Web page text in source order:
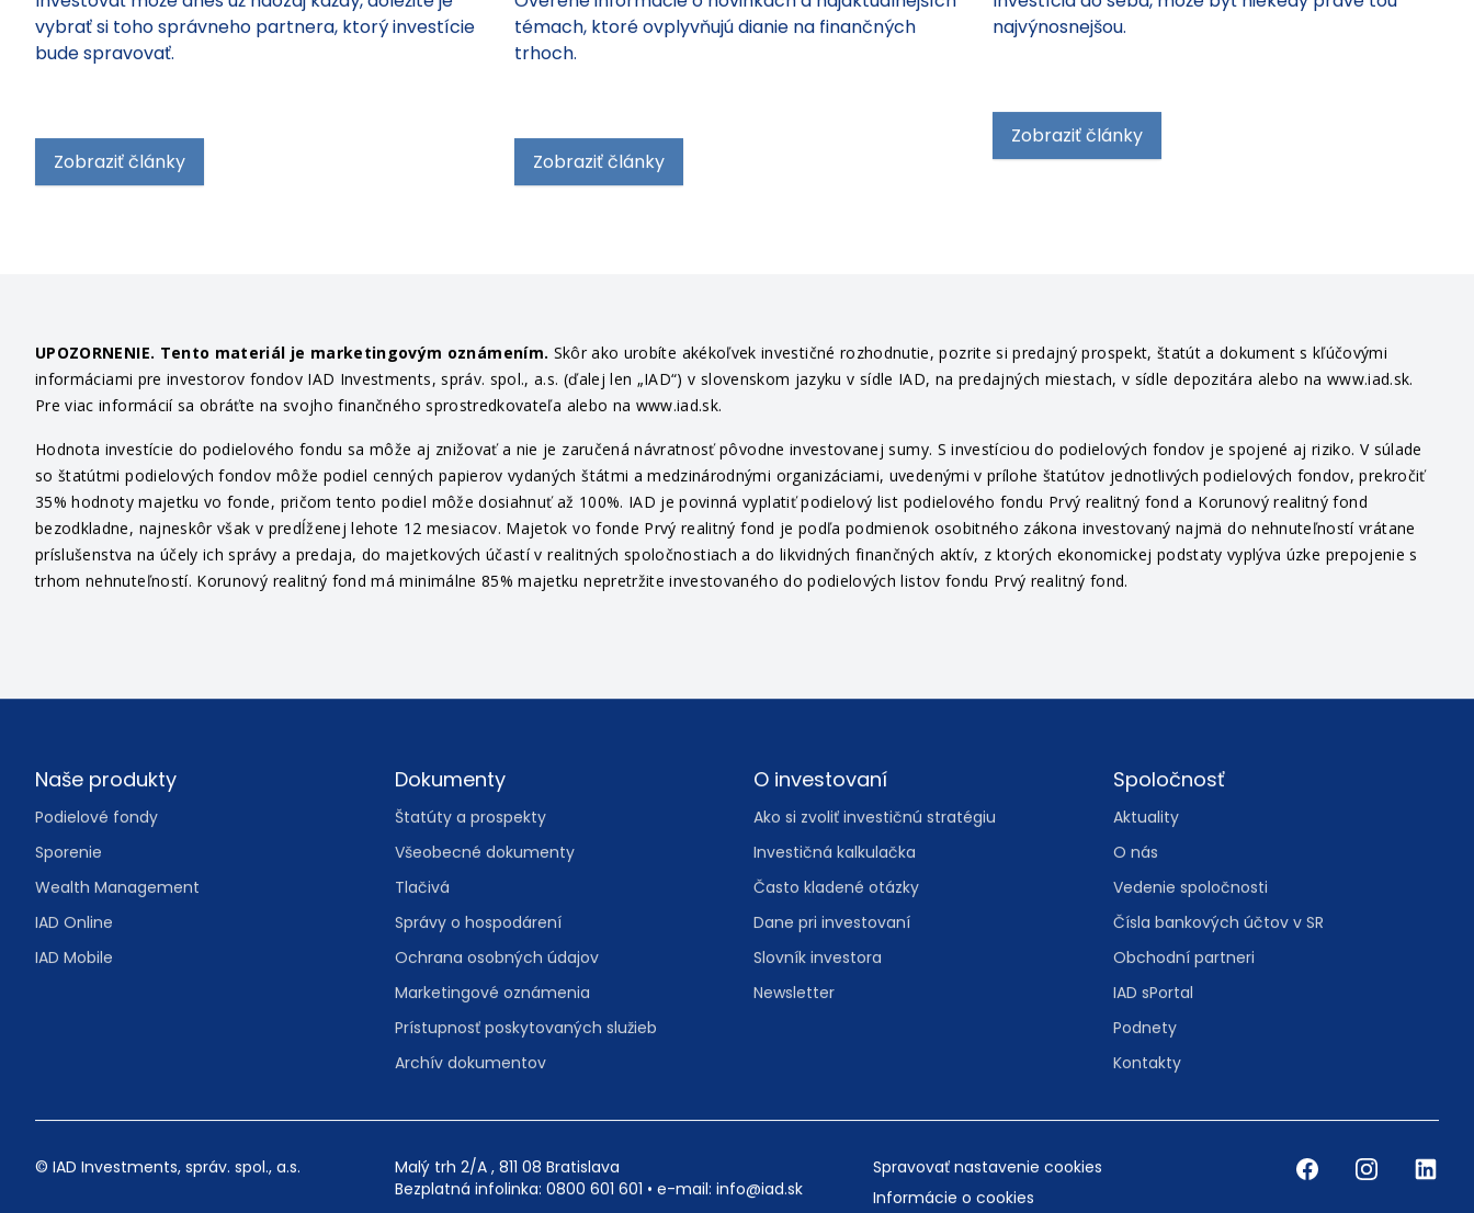
Investovať môže dnes už naozaj každý, dôležité je
vybrať si toho správneho partnera, ktorý investície
bude spravovať.
Zobraziť články
Overené informácie o novinkách a najaktuálnejších
témach, ktoré ovplyvňujú dianie na finančných
trhoch.
Zobraziť články
Investícia do seba, môže byť niekedy práve tou
najvýnosnejšou.
Zobraziť články
UPOZORNENIE. Tento materiál je marketingovým oznámením.
Skôr ako urobíte akékoľvek investičné rozhodnutie, pozrite si predajný prospekt, štatút a dokument s kľúčovými
informáciami pre investorov fondov IAD Investments, správ. spol., a.s. (ďalej len „IAD“) v slovenskom jazyku v sídle IAD, na predajných miestach, v sídle depozitára alebo na www.iad.sk.
Pre viac informácií sa obráťte na svojho finančného sprostredkovateľa alebo na www.iad.sk.
Hodnota investície do podielového fondu sa môže aj znižovať a nie je zaručená návratnosť pôvodne investovanej sumy. S investíciou do podielových fondov je spojené aj riziko. V súlade
so štatútmi podielových fondov môže podiel cenných papierov vydaných štátmi a medzinárodnými organizáciami, uvedenými v prílohe štatútov jednotlivých podielových fondov, prekročiť
35% hodnoty majetku vo fonde, pričom tento podiel môže dosiahnuť až 100%. IAD je povinná vyplatiť podielový list podielového fondu Prvý realitný fond a Korunový realitný fond
bezodkladne, najneskôr však v predĺženej lehote 12 mesiacov. Majetok vo fonde Prvý realitný fond je podľa podmienok osobitného zákona investovaný najmä do nehnuteľností vrátane
príslušenstva na účely ich správy a predaja, do majetkových účastí v realitných spoločnostiach a do likvidných finančných aktív, z ktorých ekonomickej podstaty vyplýva úzke prepojenie s
trhom nehnuteľností. Korunový realitný fond má minimálne 85% majetku nepretržite investovaného do podielových listov fondu Prvý realitný fond.
Footer
Naše produkty
Podielové fondy
Sporenie
Wealth Management
Dokumenty
Štatúty a prospekty
Všeobecné dokumenty
Tlačivá
Správy o hospodárení
Ochrana osobných údajov
Marketingové oznámenia
Prístupnosť poskytovaných služieb
O investovaní
Ako si zvoliť investičnú stratégiu
Investičná kalkulačka
Často kladené otázky
Dane pri investovaní
Spoločnosť
Aktuality
Vedenie spoločnosti
Čísla bankových účtov v SR
Obchodní partneri
Podnety
Kontakty
© IAD Investments, správ. spol., a.s.
Malý trh 2/A , 811 08 Bratislava
Bezplatná infolinka:
info@iad.sk
Spravovať nastavenie cookies